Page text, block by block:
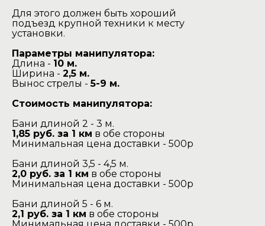
Для этого должен быть хороший
подъезд крупной техники к месту
установки.
Параметры манипулятора:
Длина - 10 м.
Ширина - 2,5 м.
Вынос стрелы -5-9 м.
Стоимость манипулятора:
Бани длиной 2 - 3 м.
1,85 руб. за 1 км в обе стороны
Минимальная цена доставки - 500р
Бани длиной 3,5 - 4,5 м.
2,0 руб. за 1 км в обе стороны
Минимальная цена доставки - 500р
Бани длиной 5 - 6 м.
2,1 руб. за 1 км в обе стороны